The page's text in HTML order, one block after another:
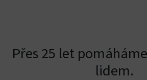
Přes 25 let
lidem.